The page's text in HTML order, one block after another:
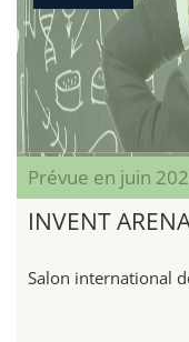
Prévue en juin
INVENT
Salon international